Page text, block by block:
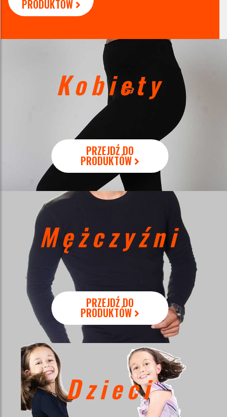
PRODUKTÓW
Kobiety
PRZEJDŹ DO
PRODUKTÓW
Mężczyźni
PRZEJDŹ DO
PRODUKTÓW
Dzieci